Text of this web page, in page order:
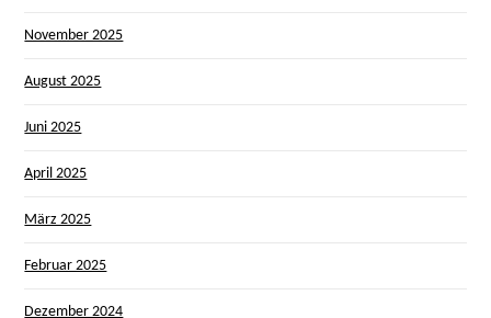
November 2025
August 2025
Juni 2025
April 2025
März 2025
Februar 2025
Dezember 2024